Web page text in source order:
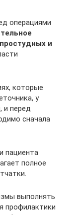
операциями
и
которые
у
и перед
сначала
пациента
полное
выполнять
профилактики